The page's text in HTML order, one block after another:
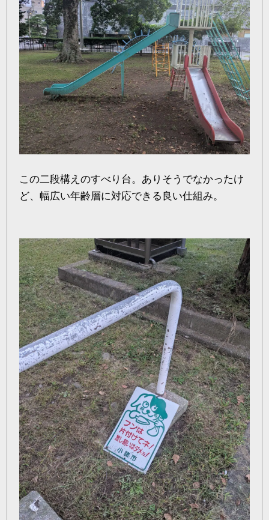
この二段構えのすべり台。ありそうでなかったけ
ど、幅広い年齢層に対応できる良い仕組み。